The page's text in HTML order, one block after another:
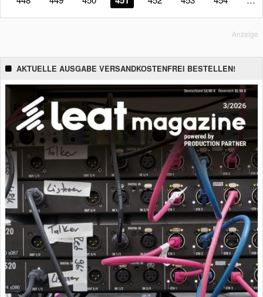
Anzeige
AKTUELLE AUSGABE VERSANDKOSTENFREI BESTELLEN!